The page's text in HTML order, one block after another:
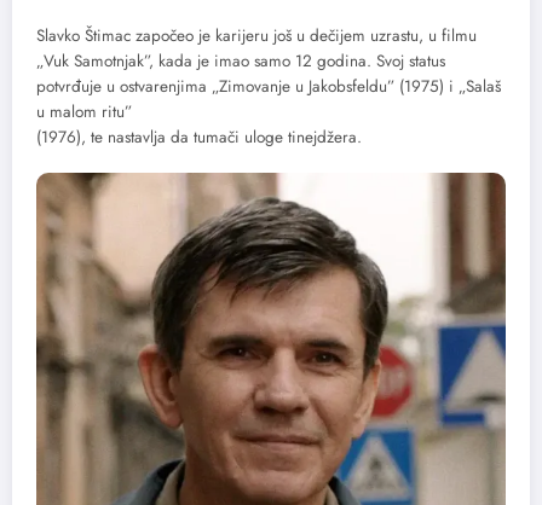
Slavko Štimac započeo je karijeru još u dečijem uzrastu, u filmu
„Vuk Samotnjak”, kada je imao samo 12 godina. Svoj status
potvrđuje u ostvarenjima „Zimovanje u Jakobsfeldu” (1975) i „Salaš
u malom ritu”
(1976), te nastavlja da tumači uloge tinejdžera.